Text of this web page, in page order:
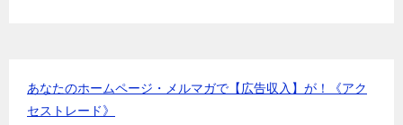
あなたのホームページ・メルマガで【広告収入】が！《アク
セストレード》